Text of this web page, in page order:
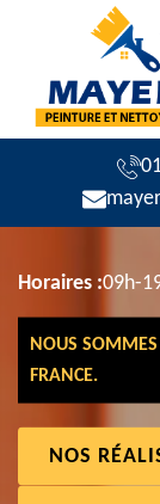
Horaires :09h-
NOUS SOMMES
FRANCE.
NOS